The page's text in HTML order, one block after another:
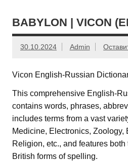
BABYLON | VICON
30.10.2024 Admin
Vicon English-Russian
This comprehensive English-
contains words, phrases,
includes terms from a vast
Medicine, Electronics, Zoology,
Religion, etc., and features both
British forms of spelling.